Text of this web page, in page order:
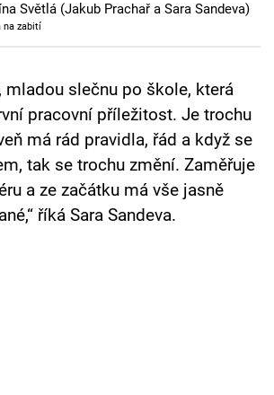
Světlá (Jakub Prachař a Sara Sandeva)
na zabití
mladou slečnu po škole, která
pracovní příležitost. Je trochu
má rád pravidla, řád a když se
tak se trochu změní. Zaměřuje
a ze začátku má vše jasně
říká Sara Sandeva.